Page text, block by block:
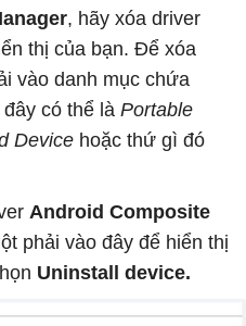
, hãy xóa driver
thị của bạn. Để xóa
vào danh mục chứa
có thể là Portable
Device hoặc thứ gì đó
Android Composite
phải vào đây để hiển thị
Uninstall device.